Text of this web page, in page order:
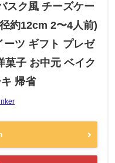
スク風 チーズケー
約12cm 2〜4人前)
ツ ギフト プレゼ
菓子 お中元 ベイク
キ 帰省